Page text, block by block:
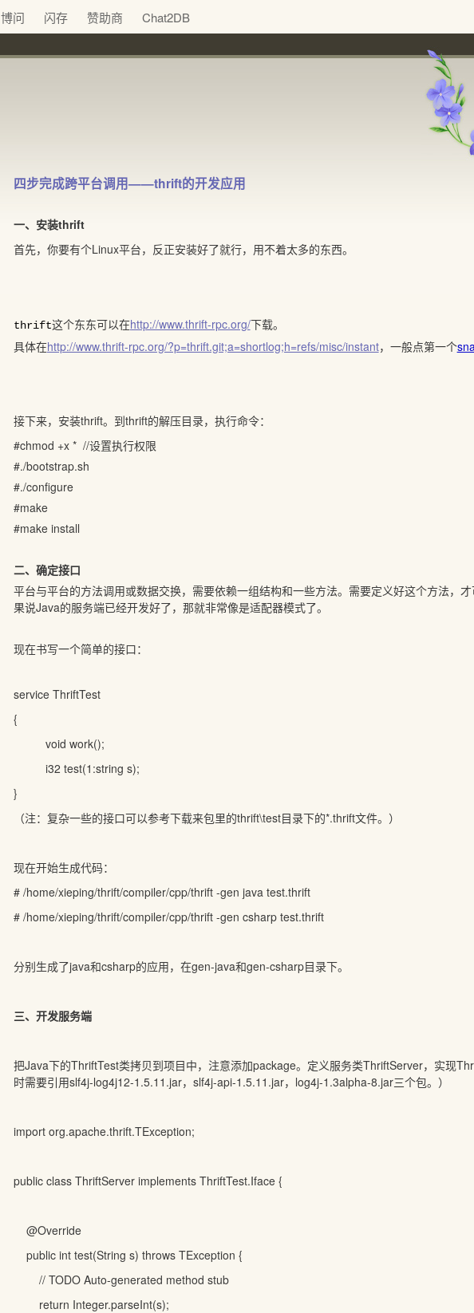
博问 闪存 赞助商 Chat2DB
四步完成跨平台调用——thrift的开发应用
一、安装thrift
首先，你要有个Linux平台，反正安装好了就行，用不着太多的东西。
thrift这个东东可以在http://www.thrift-rpc.org/下载。
具体在http://www.thrift-rpc.org/?p=thrift.git;a=shortlog;h=refs/misc/instant，一般点第一个
接下来，安装thrift。到thrift的解压目录，执行命令：
#chmod +x * //设置执行权限
#./bootstrap.sh
#./configure
#make
#make install
二、确定接口
平台与平台的方法调用或数据交换，需要依赖一组结构和一些方法。需要定义好这个方法，
果说Java的服务端已经开发好了，那就非常像是适配器模式了。
现在书写一个简单的接口：
service ThriftTest
{
void work();
i32 test(1:string s);
}
（注：复杂一些的接口可以参考下载来包里的thrift\test目录下的*.thrift文件。）
现在开始生成代码：
# /home/xieping/thrift/compiler/cpp/thrift -gen java test.thrift
# /home/xieping/thrift/compiler/cpp/thrift -gen csharp test.thrift
分别生成了java和csharp的应用，在gen-java和gen-csharp目录下。
三、开发服务端
把Java下的ThriftTest类拷贝到项目中，注意添加package。定义服务类ThriftServer，实现
时需要引用slf4j-log4j12-1.5.11.jar，slf4j-api-1.5.11.jar，log4j-1.3alpha-8.jar三个包。）
import org.apache.thrift.TException;
public class ThriftServer implements ThriftTest.Iface {
@Override
public int test(String s) throws TException {
// TODO Auto-generated method stub
return Integer.parseInt(s);